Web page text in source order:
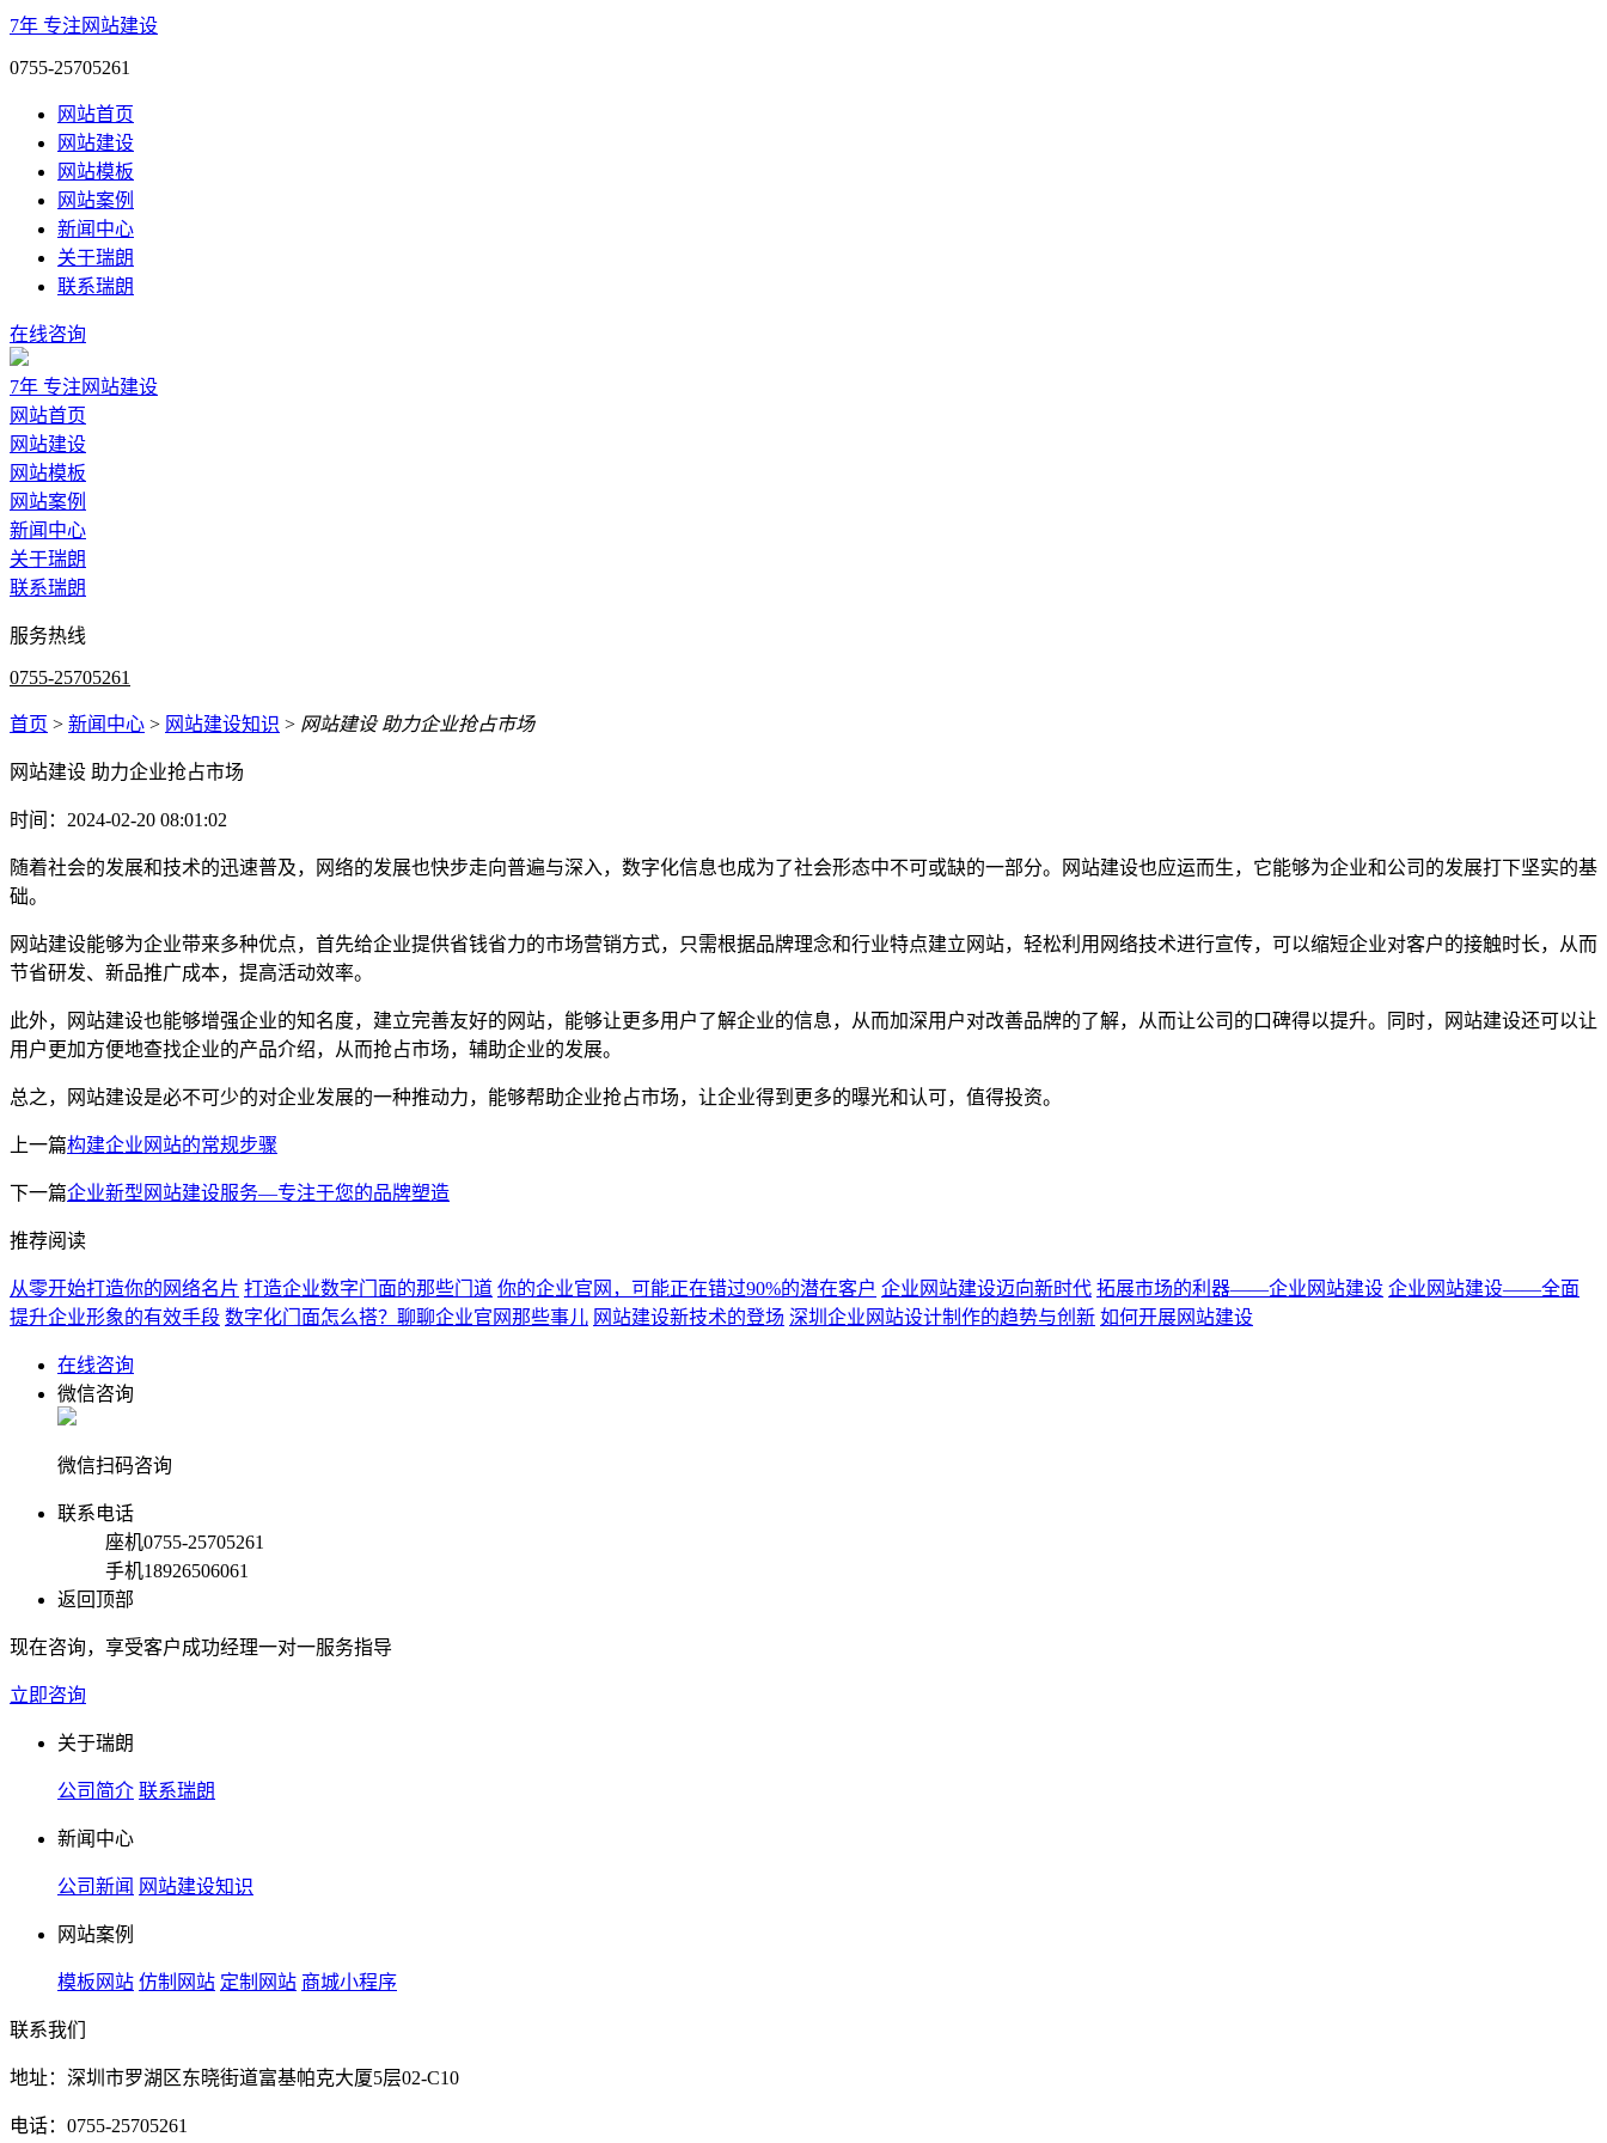
7年 专注网站建设
0755-25705261
网站首页
网站建设
网站模板
网站案例
新闻中心
关于瑞朗
联系瑞朗
在线咨询
7年 专注网站建设
网站首页
网站建设
网站模板
网站案例
新闻中心
关于瑞朗
联系瑞朗
服务热线
0755-25705261
首页 > 新闻中心 > 网站建设知识 > 网站建设 助力企业抢占市场
网站建设 助力企业抢占市场
时间：2024-02-20 08:01:02
随着社会的发展和技术的迅速普及，网络的发展也快步走向普遍与深入，数字化信息也成为了社会形态中不可或缺的一部分。网站建设也应运而生，它能够为企业和公司的发展打下坚实的基
础。
网站建设能够为企业带来多种优点，首先给企业提供省钱省力的市场营销方式，只需根据品牌理念和行业特点建立网站，轻松利用网络技术进行宣传，可以缩短企业对客户的接触时长，从而
节省研发、新品推广成本，提高活动效率。
此外，网站建设也能够增强企业的知名度，建立完善友好的网站，能够让更多用户了解企业的信息，从而加深用户对改善品牌的了解，从而让公司的口碑得以提升。同时，网站建设还可以让
用户更加方便地查找企业的产品介绍，从而抢占市场，辅助企业的发展。
总之，网站建设是必不可少的对企业发展的一种推动力，能够帮助企业抢占市场，让企业得到更多的曝光和认可，值得投资。
上一篇构建企业网站的常规步骤
下一篇企业新型网站建设服务—专注于您的品牌塑造
推荐阅读
从零开始打造你的网络名片 打造企业数字门面的那些门道 你的企业官网，可能正在错过90%的潜在客户 企业网站建设迈向新时代 拓展市场的利器——企业网站建设 企业网站建设——全面
提升企业形象的有效手段 数字化门面怎么搭？聊聊企业官网那些事儿 网站建设新技术的登场 深圳企业网站设计制作的趋势与创新 如何开展网站建设
在线咨询
微信咨询
微信扫码咨询
联系电话
座机0755-25705261
手机18926506061
返回顶部
现在咨询，享受客户成功经理一对一服务指导
立即咨询
关于瑞朗
公司简介 联系瑞朗
新闻中心
公司新闻 网站建设知识
网站案例
模板网站 仿制网站 定制网站 商城小程序
联系我们
地址：深圳市罗湖区东晓街道富基帕克大厦5层02-C10
电话：0755-25705261